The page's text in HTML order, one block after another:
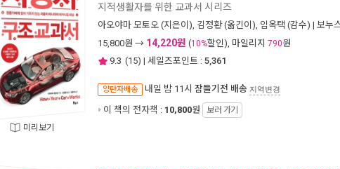
미리보기
지적생활자를 위한 교과서 시리즈
아오야마 모토오 (지은이), 김정환(옮긴이), 임옥택 (감수) | 보누
15,800원 → 14,220원 (10%할인), 마일리지 790원
9.3 (15) | 세일즈포인트 : 5,361
양탄자배송 내일 밤 11시 잠들기전 배송 지역변경
이 책의 전자책 : 10,800원 보러 가기